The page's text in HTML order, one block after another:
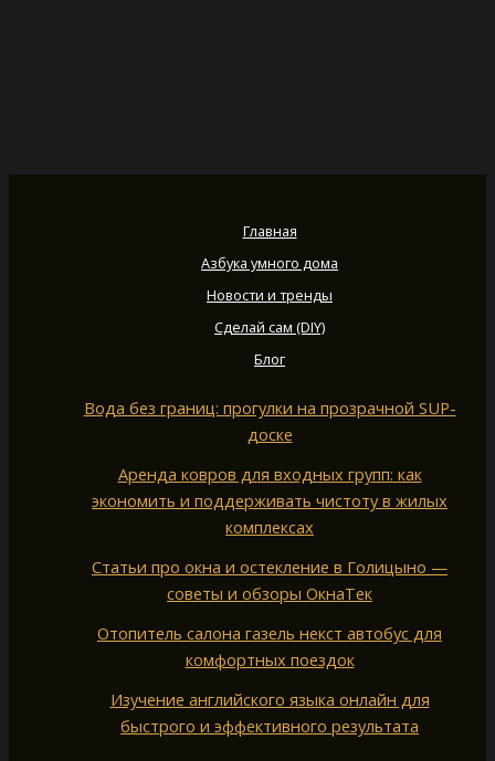
Главная
Азбука умного дома
Новости и тренды
Сделай сам (DIY)
Блог
Вода без границ: прогулки на прозрачной SUP-
доске
Аренда ковров для входных групп: как
экономить и поддерживать чистоту в жилых
комплексах
Статьи про окна и остекление в Голицыно —
советы и обзоры ОкнаТек
Отопитель салона газель некст автобус для
комфортных поездок
Изучение английского языка онлайн для
быстрого и эффективного результата